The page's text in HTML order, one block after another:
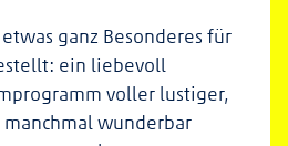
ganz Besonderes für
ein liebevoll
voller lustiger,
wunderbar